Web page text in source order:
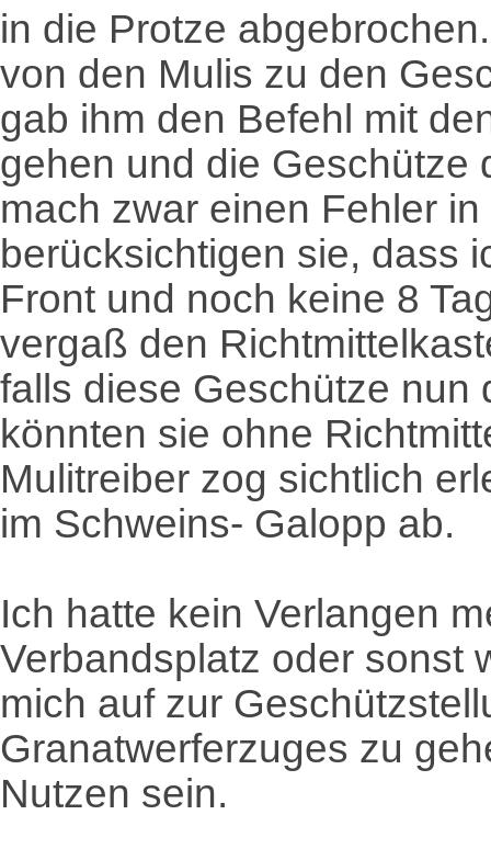
in die Protze
von den Mulis zu den
gab ihm den Befehl mit
gehen und die Geschütze
mach zwar einen Fehler
berücksichtigen sie, dass
Front und noch keine 8
vergaß den
falls diese Geschütze nun
könnten sie ohne
Mulitreiber zog sichtlich
im Schweins- Galopp ab.
Ich hatte kein Verlangen
Verbandsplatz oder sonst
mich auf zur
Granatwerferzuges zu
Nutzen sein.